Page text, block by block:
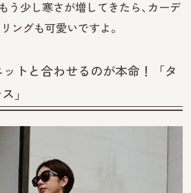
う少し寒さが増してきたら、カーデ
ングも可愛いですよ。
トと合わせるのが本命！「タ
」